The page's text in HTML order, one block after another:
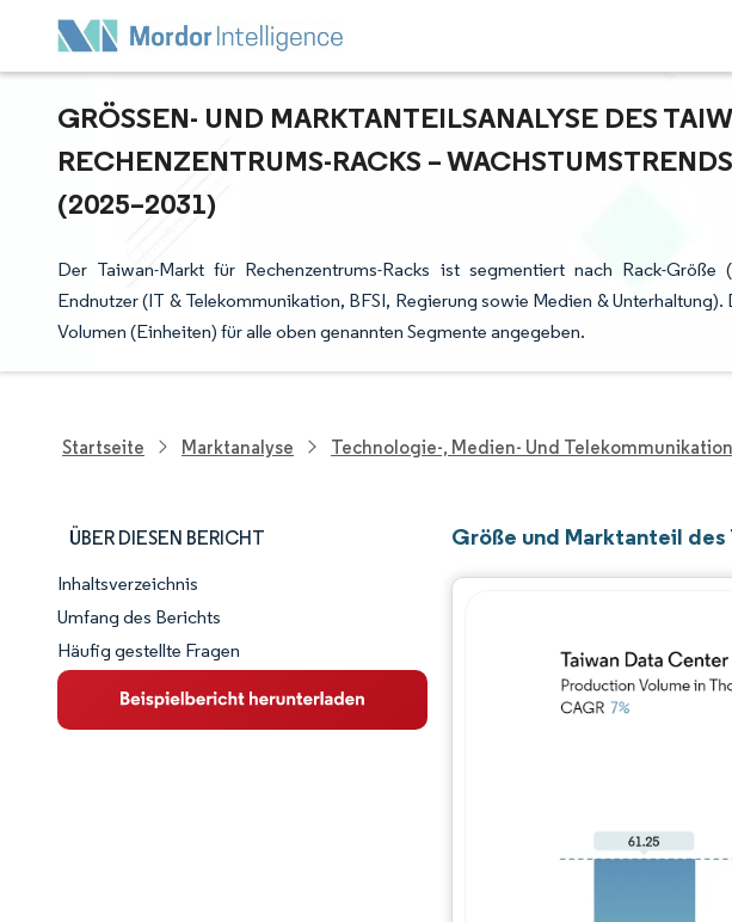
GRÖSSEN- UND MARKTANTEILSANALYSE DES
ECHENZENTRUMS-RACKS – WACHSTUMSTRENDS
2025–2031)
Der Taiwan-Markt für Rechenzentrums-Racks ist segmentiert nach Rack-Größe
Endnutzer (IT & Telekommunikation, BFSI, Regierung sowie Medien &
Volumen (Einheiten) für alle oben genannten Segmente angegeben.
Startseite Marktanalyse Technologie-, Medien- Und
ÜBER DIESEN BERICHT
Marktschnappschuss
Marktübersicht
Wichtige Markttrends
Inhaltsverzeichnis
Umfang des Berichts
Häufig gestellte Fragen
Größe und Marktanteil des